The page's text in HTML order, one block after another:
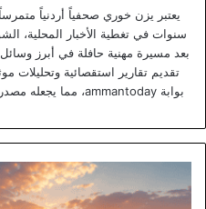
سنوات في تغطية الأخبار المحلية،
بعد مسيرة مهنية حافلة في أبرز
تقديم تقارير استقصائية وتحليلات
بوابة ammantoday، مما يجعله مصدراً معتمداً وموثوقاً للمعلومات الدقيقة.
بانتعاش